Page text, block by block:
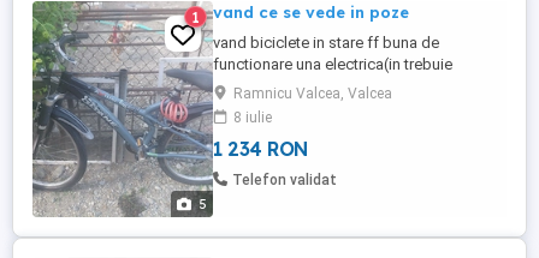
5
1 vand ce se vede in poze
vand biciclete in stare ff buna de
functionare una electrica(in trebuie
acumulatori,ia are dar nu mai tin
incarcati,are si incarcator) preturi de la 150
leo la 350 lei,cea electrica 1000 lei
Ramnicu Valcea, Valcea
8 iulie
1 234 RON
Telefon validat